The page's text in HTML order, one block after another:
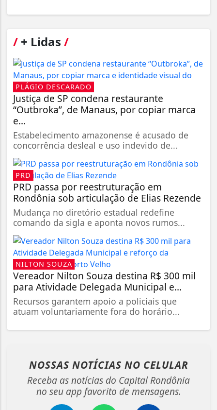
/ + Lidas /
PLÁGIO DESCARADO
Justiça de SP condena restaurante
“Outbroka”, de Manaus, por copiar marca
e...
Estabelecimento amazonense é acusado de
concorrência desleal e uso indevido de...
PRD
PRD passa por reestruturação em
Rondônia sob articulação de Elias Rezende
Mudança no diretório estadual redefine
comando da sigla e aponta novos rumos...
NILTON SOUZA
Vereador Nilton Souza destina R$ 300 mil
para Atividade Delegada Municipal e...
Recursos garantem apoio a policiais que
atuam voluntariamente fora do horário...
NOSSAS NOTÍCIAS NO CELULAR
Receba as notícias do Capital Rondônia
no seu app favorito de mensagens.